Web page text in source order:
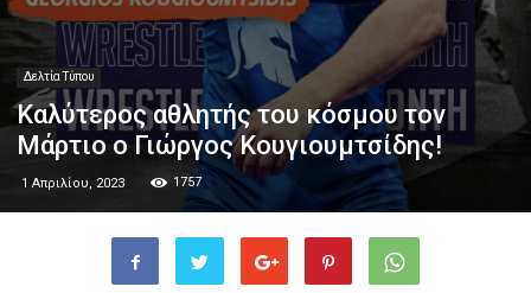
Δελτία Τύπου
Καλύτερος αθλητής του κόσμου τον
Μάρτιο ο Γιώργος Κουγιουμτσίδης!
1 Απριλίου, 2023 1757